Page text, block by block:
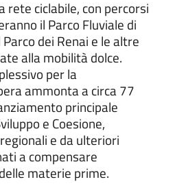
rete ciclabile, con percorsi
il Parco Fluviale di
dei Renai e le altre
alla mobilità dolce.
per la
ammonta a circa 77
principale
e Coesione,
e da ulteriori
a compensare
materie prime.